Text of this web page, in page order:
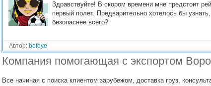
Здравствуйте! В скором времени мне предстоит
первый полет. Предварительно хотелось бы
безопаснее всего?
Автор: befeye
Компания помогающая с экспортом
Все начиная с поиска клиентом зарубежом, доставка груз,